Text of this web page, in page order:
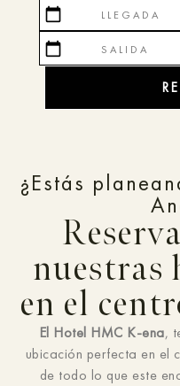
calendar_today
calendar_today
¿Estás
nuestras
en el
El Hotel HMC K-ena,
ubicación perfecta en el
de todo lo que este